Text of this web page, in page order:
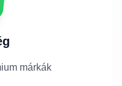
márkák